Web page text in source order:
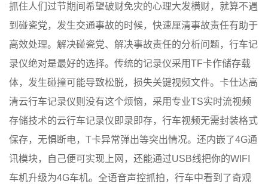
抓住人们过节期间希望破财免灾的心理大发横财，就算不遇
到碰瓷党，发生交通事故的时候，快速厘清事故责任有助于
高效处理。解决碰瓷党、解决事故责任的分析问题，行车记
录仪绝对是最好的选择。传统的记录仪采用TF卡作储存载
体，发生碰撞可能导致松脱，损失关键视频文件。卡仕达高
清云行车记录仪则没有这个烦恼，采用专业TS实时流视频
存储技术的云行车记录仪即录即存，行车视频无需封装格式
保存，无惧断电，T卡异常弹出等突出情况。还内嵌了4G通
讯模块，自己便可实现上网，还能通过USB线把你的WIFI
车机升级为4G车机。全语音声控抓拍，行车中看到了奇观